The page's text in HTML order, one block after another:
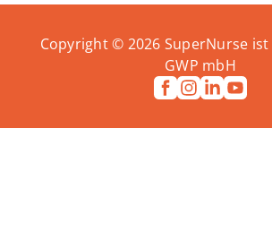
Copyright © 2026 SuperNurse
GWP mbH